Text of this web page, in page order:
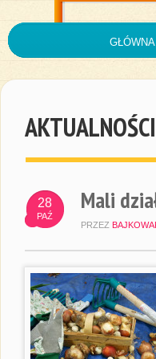
GŁÓWNA
28
PAŹ
Mali
PRZEZ